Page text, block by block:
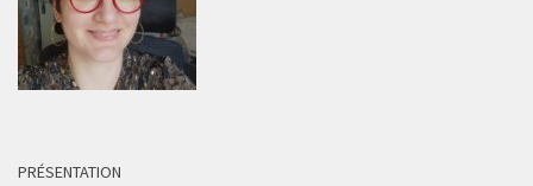
PRÉSENTATION